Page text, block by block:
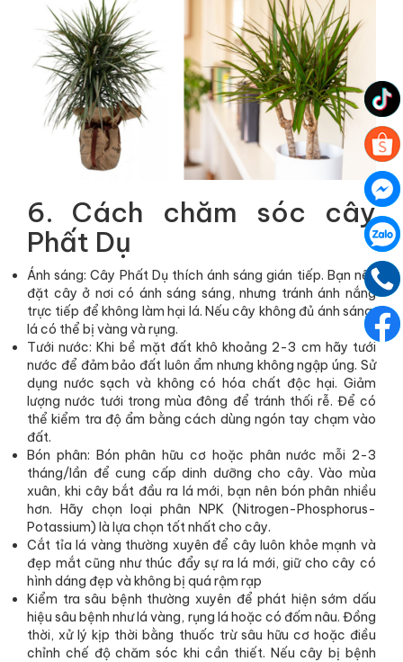
6. Cách chăm sóc cây
Phất Dụ
Ánh sáng: Cây Phất Dụ thích ánh sáng gián tiếp. Bạn nên
đặt cây ở nơi có ánh sáng sáng, nhưng tránh ánh nắng
trực tiếp để không làm hại lá. Nếu cây không đủ ánh sáng,
lá có thể bị vàng và rụng.
Tưới nước: Khi bề mặt đất khô khoảng 2-3 cm hãy tưới
nước để đảm bảo đất luôn ẩm nhưng không ngập úng. Sử
dụng nước sạch và không có hóa chất độc hại. Giảm
lượng nước tưới trong mùa đông để tránh thối rễ. Để có
thể kiểm tra độ ẩm bằng cách dùng ngón tay chạm vào
đất.
Bón phân: Bón phân hữu cơ hoặc phân nước mỗi 2-3
tháng/lần để cung cấp dinh dưỡng cho cây. Vào mùa
xuân, khi cây bắt đầu ra lá mới, bạn nên bón phân nhiều
hơn. Hãy chọn loại phân NPK (Nitrogen-Phosphorus-
Potassium) là lựa chọn tốt nhất cho cây.
Cắt tỉa lá vàng thường xuyên để cây luôn khỏe mạnh và
đẹp mắt cũng như thúc đẩy sự ra lá mới, giữ cho cây có
hình dáng đẹp và không bị quá rậm rạp
Kiểm tra sâu bệnh thường xuyên để phát hiện sớm dấu
hiệu sâu bệnh như lá vàng, rụng lá hoặc có đốm nâu. Đồng
thời, xử lý kịp thời bằng thuốc trừ sâu hữu cơ hoặc điều
chỉnh chế độ chăm sóc khi cần thiết. Nếu cây bị bệnh